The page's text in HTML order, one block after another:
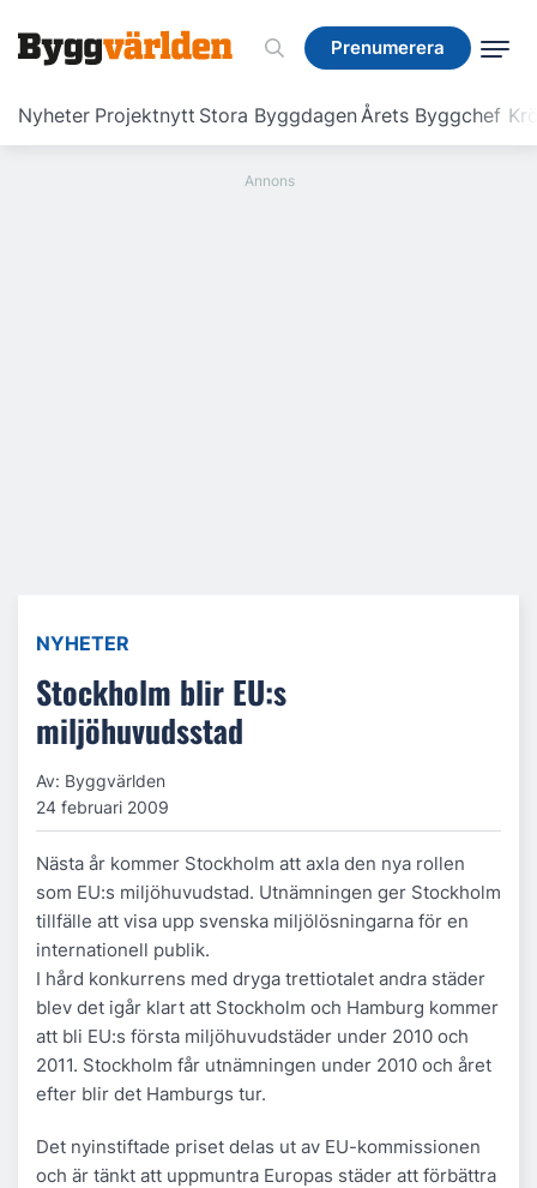
Prenumerera
Nyheter Projektnytt Stora ByggdagenÅrets Byggchef
Prenumerera
NYHETER
Stockholm blir EU:s
miljöhuvudsstad
Av: Byggvärlden
24 februari 2009
Nästa år kommer Stockholm att axla den nya rollen
som EU:s miljöhuvudstad. Utnämningen ger Stockholm
tillfälle att visa upp svenska miljölösningarna för en
internationell publik.
I hård konkurrens med dryga trettiotalet andra städer
blev det igår klart att Stockholm och Hamburg kommer
att bli EU:s första miljöhuvudstäder under 2010 och
2011. Stockholm får utnämningen under 2010 och året
efter blir det Hamburgs tur.
Det nyinstiftade priset delas ut av EU-kommissionen
och är tänkt att uppmuntra Europas städer att förbättra